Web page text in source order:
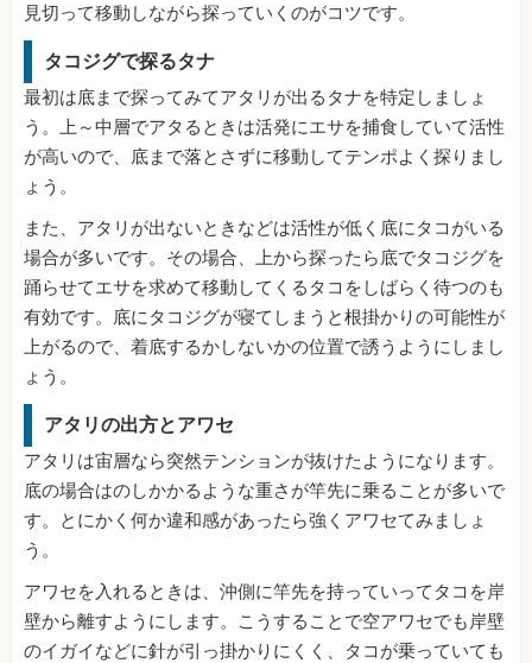
見切って移動しながら探っていくのがコツです。
タコジグで探るタナ
最初は底まで探ってみてアタリが出るタナを特定しましょ
う。上～中層でアタるときは活発にエサを捕食していて活性
が高いので、底まで落とさずに移動してテンポよく探りまし
ょう。
また、アタリが出ないときなどは活性が低く底にタコがいる
場合が多いです。その場合、上から探ったら底でタコジグを
踊らせてエサを求めて移動してくるタコをしばらく待つのも
有効です。底にタコジグが寝てしまうと根掛かりの可能性が
上がるので、着底するかしないかの位置で誘うようにしまし
ょう。
アタリの出方とアワセ
アタリは宙層なら突然テンションが抜けたようになります。
底の場合はのしかかるような重さが竿先に乗ることが多いで
す。とにかく何か違和感があったら強くアワセてみましょ
う。
アワセを入れるときは、沖側に竿先を持っていってタコを岸
壁から離すようにします。こうすることで空アワセでも岸壁
のイガイなどに針が引っ掛かりにくく、タコが乗っていても